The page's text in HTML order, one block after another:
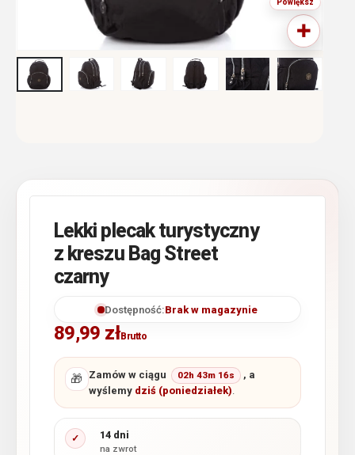
Lekki plecak turystyczny
z kreszu Bag Street
czarny
Dostępność:Brak w magazynie
89,99 złBrutto
🎁 Zamów w ciągu 02h 43m 16s
, a
wyślemy dziś (poniedziałek).
✓ 14 dni
na zwrot